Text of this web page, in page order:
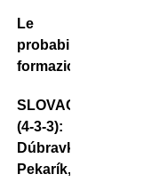
Le
probabili
formazioni
SLOVACCHIA
(4-3-3):
Dúbravka;
Pekarík,